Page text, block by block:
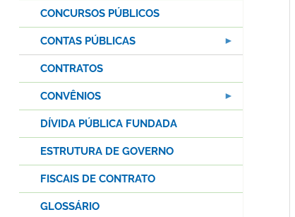
CONCURSOS PÚBLICOS
CONTAS PÚBLICAS
CONTRATOS
CONVÊNIOS
DÍVIDA PÚBLICA FUNDADA
ESTRUTURA DE GOVERNO
FISCAIS DE CONTRATO
GLOSSÁRIO